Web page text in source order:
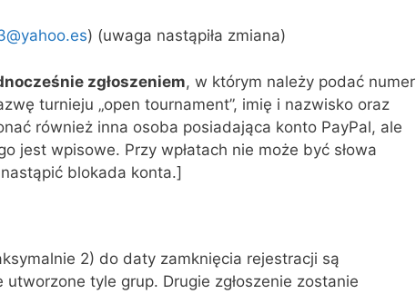
) (uwaga nastąpiła zmiana)
zgłoszeniem, w którym należy podać numer
turnieju „open tournament”, imię i nazwisko oraz
również inna osoba posiadająca konto PayPal, ale
jest wpisowe. Przy wpłatach nie może być słowa
blokada konta.]
2) do daty zamknięcia rejestracji są
tyle grup. Drugie zgłoszenie zostanie